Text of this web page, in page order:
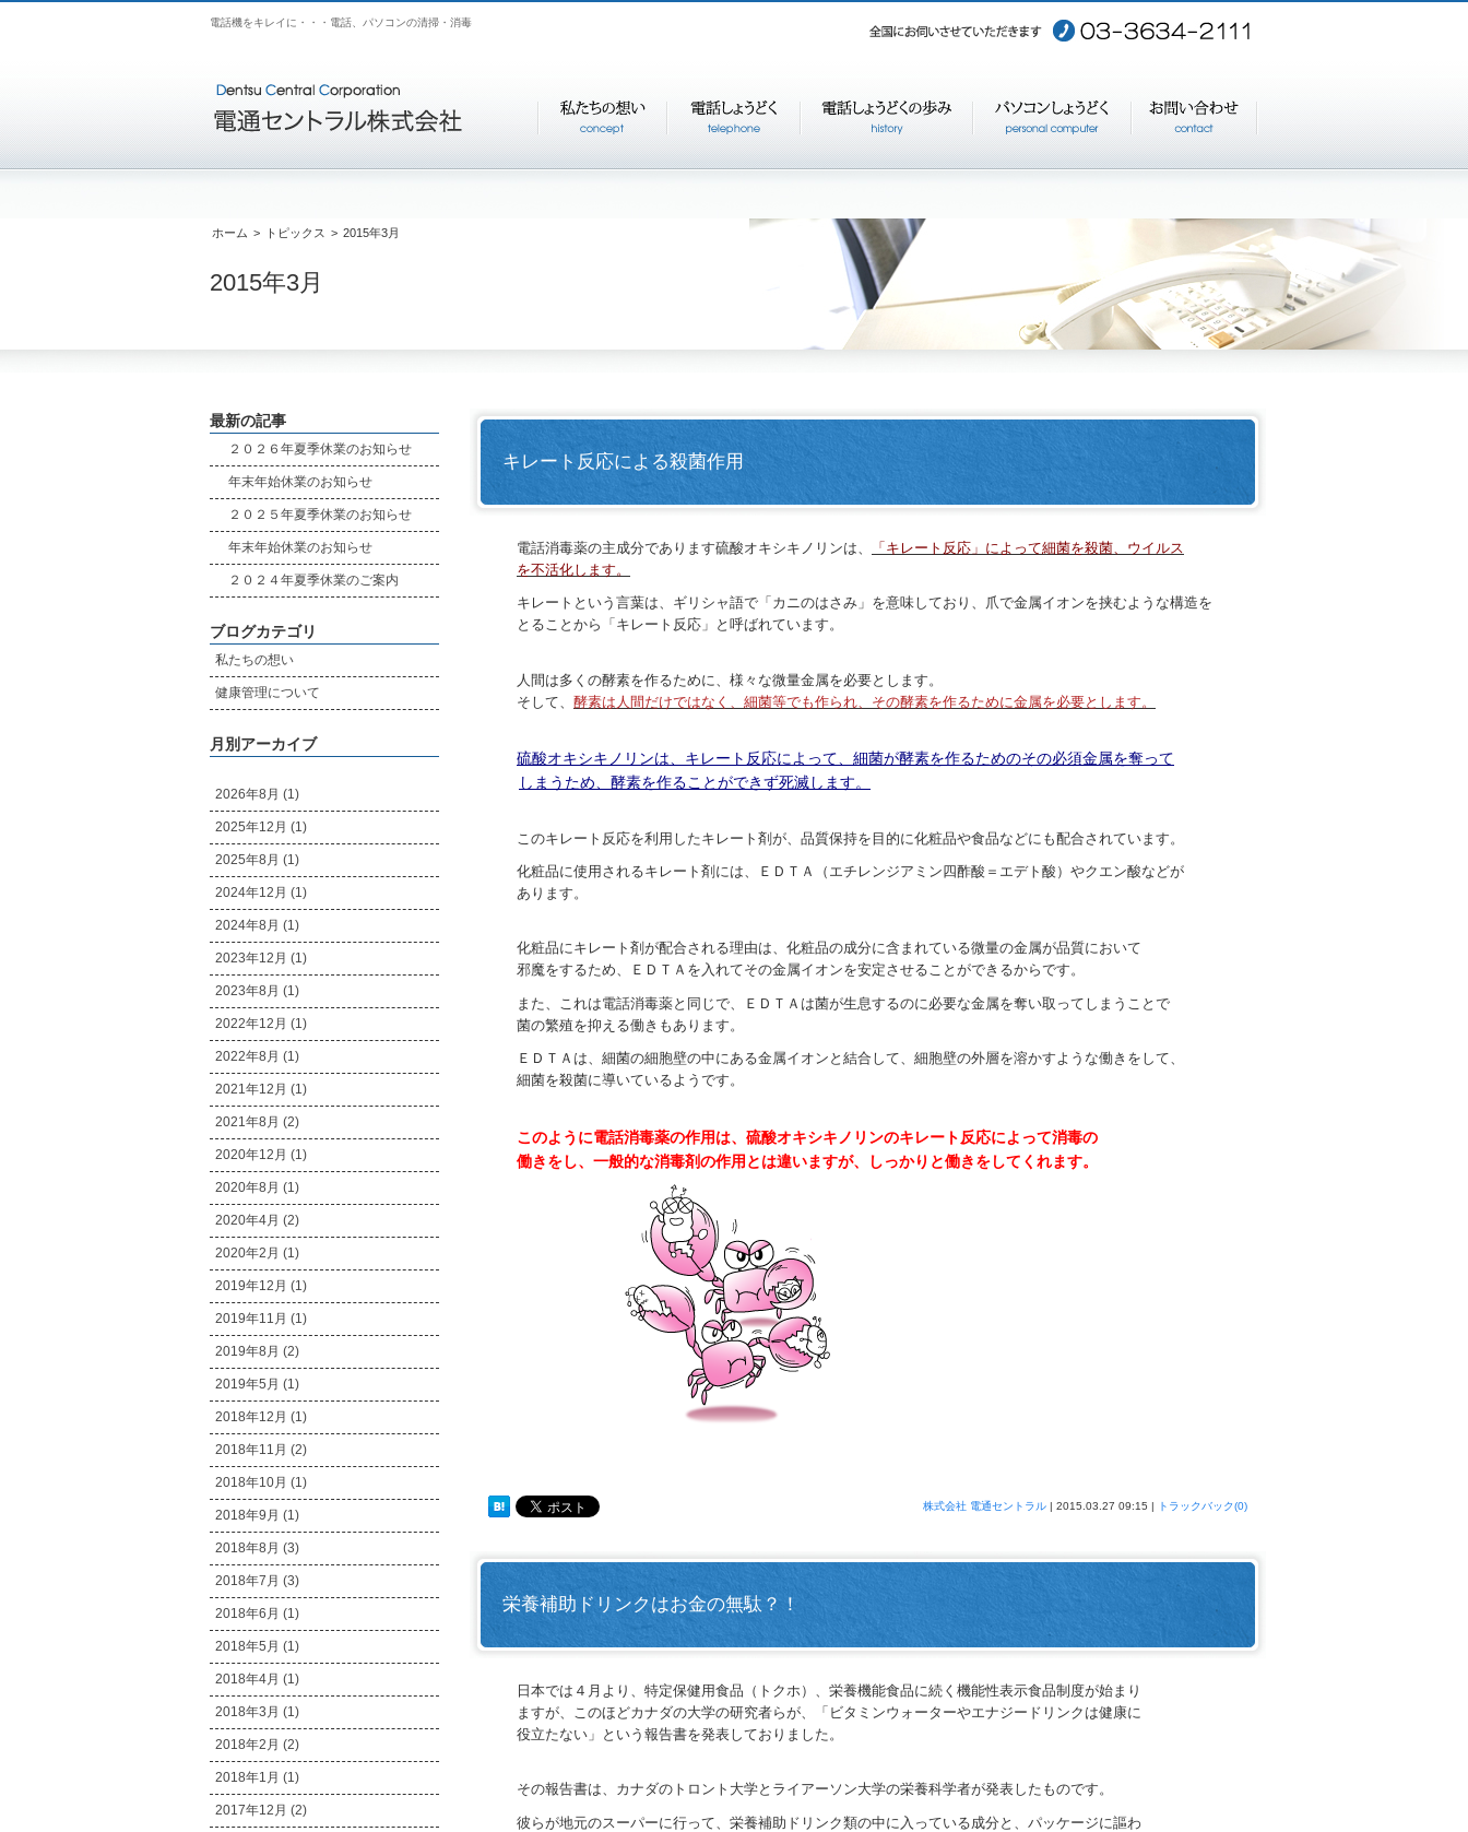
電話機をキレイに・・・電話、パソコンの清掃・消毒
ホーム > トピックス > 2015年3月
2015年3月
キレート反応による殺菌作用
電話消毒薬の主成分であります硫酸オキシキノリンは、
「キレート反応」によって細菌を殺菌、ウイルス
を不活化します。
キレートという言葉は、ギリシャ語で「カニのはさみ」を意味しており、爪で金属イオンを挟むような構造を
とることから「キレート反応」と呼ばれています。
人間は多くの酵素を作るために、様々な微量金属を必要とします。
そして、 酵素は人間だけではなく、細菌等でも作られ、その酵素を作るために金属を必要とします。
硫酸オキシキノリンは、キレート反応によって、細菌が酵素を作るためのその必須金属を奪って
しま うため、酵素を作ることができず死滅します。
このキレート反応を利用したキレート剤が、品質保持を目的に化粧品や食品などにも配合されています。
化粧品に使用されるキレート剤には、ＥＤＴＡ（エチレンジアミン四酢酸＝エデト酸）やクエン酸などが
あります。
化粧品にキレート剤が配合される理由は、化粧品の成分に含まれている微量の金属が品質において
邪魔をするため、ＥＤＴＡを入れてその金属イオンを安定させることができるからです。
また、これは電話消毒薬と同じで、ＥＤＴＡは菌が生息するのに必要な金属を奪い取ってしまうことで
菌の繁殖を抑える働きもあります。
ＥＤＴＡは、細菌の細胞壁の中にある金属イオンと結合して、細胞壁の外層を溶かすような働きをして、
細菌を殺菌に導いているようです。
このように電話消毒薬の作用は、硫酸オキシキノリンのキレート反応によって消毒の
働きをし、一般的な消毒剤の作用とは違いますが、しっかりと働きをしてくれます。
株式会社 電通セントラル | 2015.03.27 09:15 | トラックバック(0)
栄養補助ドリンクはお金の無駄？！
日本では４月より、特定保健用食品（トクホ）、栄養機能食品に続く機能性表示食品制度が始まり
ますが、このほどカナダの大学の研究者らが、「ビタミンウォーターやエナジードリンクは健康に
役立たない」という報告書を発表しておりました。
その報告書は、カナダのトロント大学とライアーソン大学の栄養科学者が発表したものです。
彼らが地元のスーパーに行って、栄養補助ドリンク類の中に入っている成分と、パッケージに謳わ
最新の記事
２０２６年夏季休業のお知らせ
年末年始休業のお知らせ
２０２５年夏季休業のお知らせ
年末年始休業のお知らせ
２０２４年夏季休業のご案内
ブログカテゴリ
私たちの想い
健康管理について
月別アーカイブ
2026年8月 (1)
2025年12月 (1)
2025年8月 (1)
2024年12月 (1)
2024年8月 (1)
2023年12月 (1)
2023年8月 (1)
2022年12月 (1)
2022年8月 (1)
2021年12月 (1)
2021年8月 (2)
2020年12月 (1)
2020年8月 (1)
2020年4月 (2)
2020年2月 (1)
2019年12月 (1)
2019年11月 (1)
2019年8月 (2)
2019年5月 (1)
2018年12月 (1)
2018年11月 (2)
2018年10月 (1)
2018年9月 (1)
2018年8月 (3)
2018年7月 (3)
2018年6月 (1)
2018年5月 (1)
2018年4月 (1)
2018年3月 (1)
2018年2月 (2)
2018年1月 (1)
2017年12月 (2)